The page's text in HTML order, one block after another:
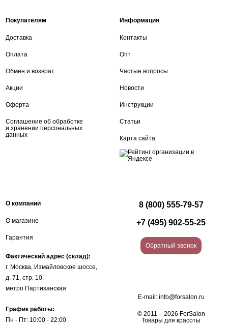
Покупателям
Доставка
Оплата
Обмен и возврат
Акции
Оферта
Соглашение об обработке
и хранении персональных
данных
Информация
Контакты
Опт
Частые вопросы
Новости
Инструкции
Статьи
Карта сайта
О компании
О магазине
Гарантия
Фактический адрес (склад):
г. Москва, Измайловское шоссе,
д. 71, стр. 10.
метро Партизанская
График работы:
Пн - Пт: 10:00 - 22:00
8 (800) 555-79-57
+7 (495) 902-55-25
Обратный звонок
E-mail: info@forsalon.ru
© 2011 – 2026 ForSalon
Товары для красоты